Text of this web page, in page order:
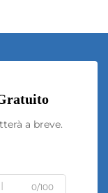
a breve.
0/100